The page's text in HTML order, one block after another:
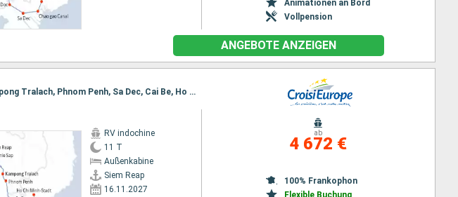
Animationen an Bord
Vollpension
ANGEBOTE ANZEIGEN
Reiseroute : Siem Reap, Angkor (Angkor Wat), Tonle Sap, Kampong Tralach, Phnom Penh, Sa Dec, Cai Be, Ho Chi Minh-Stadt
RV indochine
11 T
Außenkabine
Siem Reap
16.11.2027
ab
4 672 €
100% Frankophon
Flexible Buchung